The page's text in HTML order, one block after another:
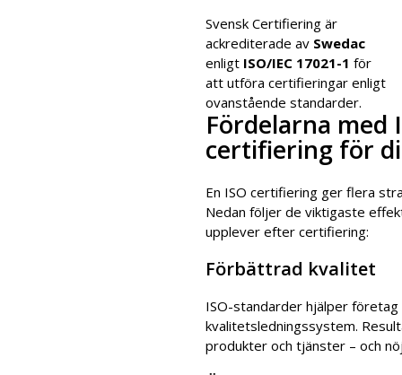
Svensk Certifiering är
ackrediterade av Swedac
enligt ISO/IEC 17021-1 för
att utföra certifieringar enligt
ovanstående standarder.
Fördelarna med
certifiering för
En ISO certifiering ger flera
Nedan följer de viktigaste
upplever efter certifiering:
Förbättrad kvalitet
ISO-standarder hjälper
kvalitetsledningssystem.
produkter och tjänster – och